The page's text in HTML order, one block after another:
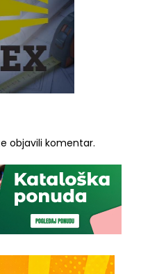
objavili komentar.